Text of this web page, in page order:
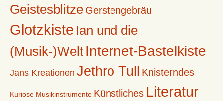
Geistesblitze Gerstengebräu
Glotzkiste Ian und die
(Musik-)Welt Internet-Bastelkiste
Jans Kreationen Jethro Tull Knisterndes
Kuriose Musikinstrumente Künstliches Literatur